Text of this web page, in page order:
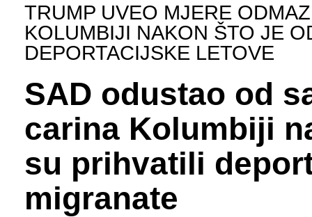
TRUMP UVEO MJERE
KOLUMBIJI NAKON ŠTO JE
DEPORTACIJSKE LETOVE
SAD odustao od
carina Kolumbiji
su prihvatili
migranate